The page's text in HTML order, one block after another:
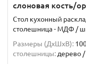
слоновая кость/
Стол кухонный
столешница - МДФ /
Размеры (ДхШxВ):
столешницы: дерево